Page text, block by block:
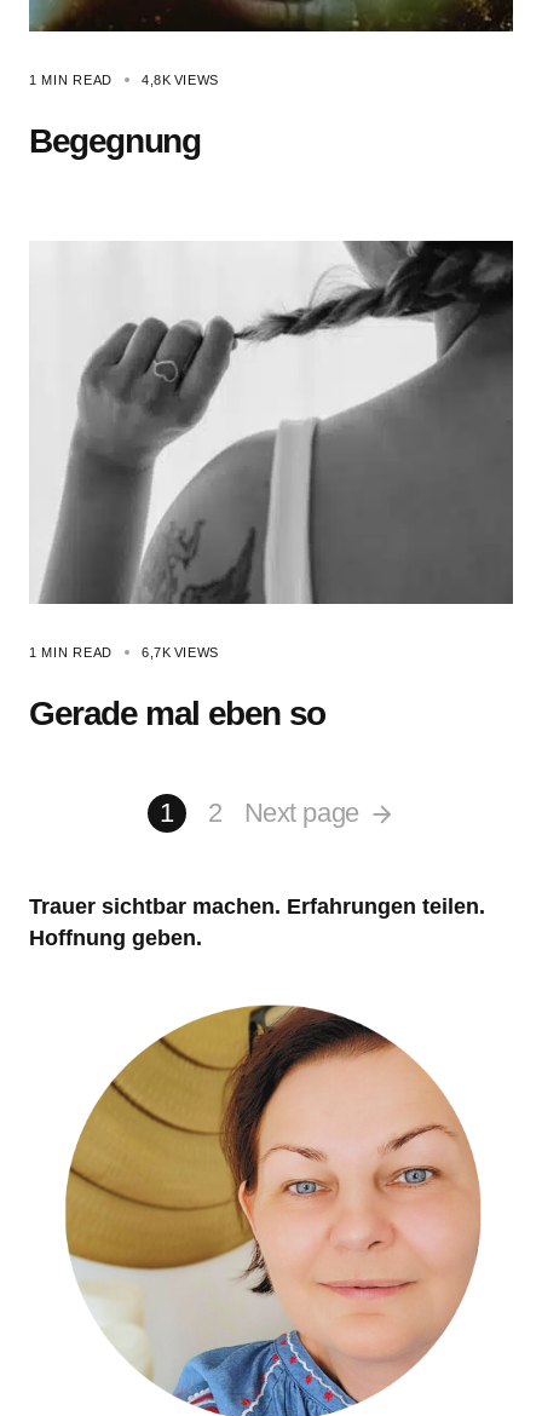
1 MIN READ 4,8K VIEWS
Begegnung
1 MIN READ 6,7K VIEWS
Gerade mal eben so
1 2 Next page
Trauer sichtbar machen. Erfahrungen teilen.
Hoffnung geben.